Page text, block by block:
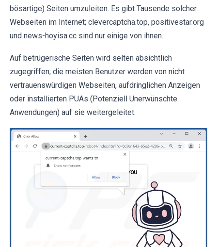
bösartige) Seiten umzuleiten. Es gibt Tausende solcher
Webseiten im Internet; clevercaptcha.top, positivestar.org
und news-hoyisa.cc sind nur einige von ihnen.
Auf betrügerische Seiten wird selten absichtlich
zugegriffen; die meisten Benutzer werden von nicht
vertrauenswürdigen Webseiten, aufdringlichen Anzeigen
oder installierten PUAs (Potenziell Unerwünschte
Anwendungen) auf sie weitergeleitet.